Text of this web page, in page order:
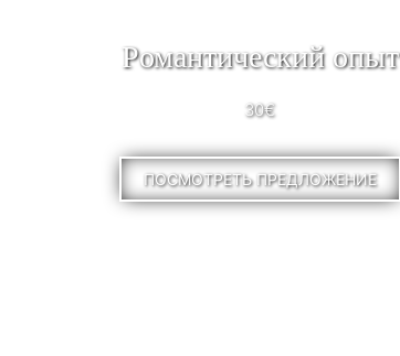
Pомантический опыт
30€
ПОСМОТРЕТЬ ПРЕДЛОЖЕНИЕ